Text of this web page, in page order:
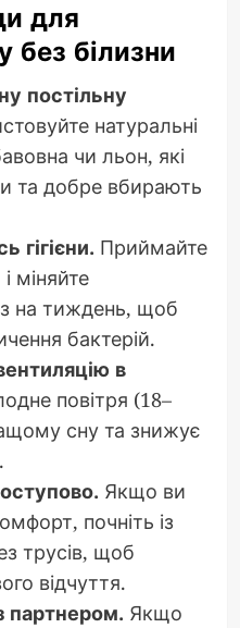
для
без білизни
постільну
натуральні
чи льон, які
та добре вбирають
гігієни. Приймайте
міняйте
на тиждень, щоб
бактерій.
в
повітря (18–
сну та знижує
Якщо ви
почніть із
трусів, щоб
відчуття.
партнером. Якщо